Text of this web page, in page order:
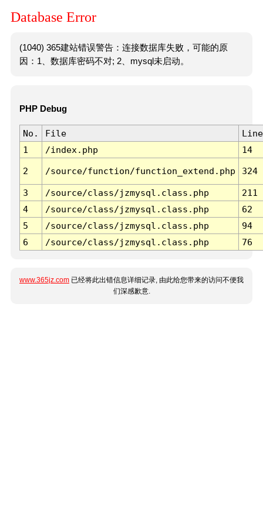
Database Error
(1040) 365建站错误警告：连接数据库失败，可能的原
因：1、数据库密码不对; 2、mysql未启动。
PHP Debug
No. File
Line
1
/index.php 14
2 /source/function/function_extend.php 324
3 /source/class/jzmysql.class.php
211
4
/source/class/jzmysql.class.php
62
5
/source/class/jzmysql.class.php
94
6
/source/class/jzmysql.class.php 76
www.365jz.com 已经将此出错信息详细记录, 由此给您带来的访问不便我
们深感歉意.